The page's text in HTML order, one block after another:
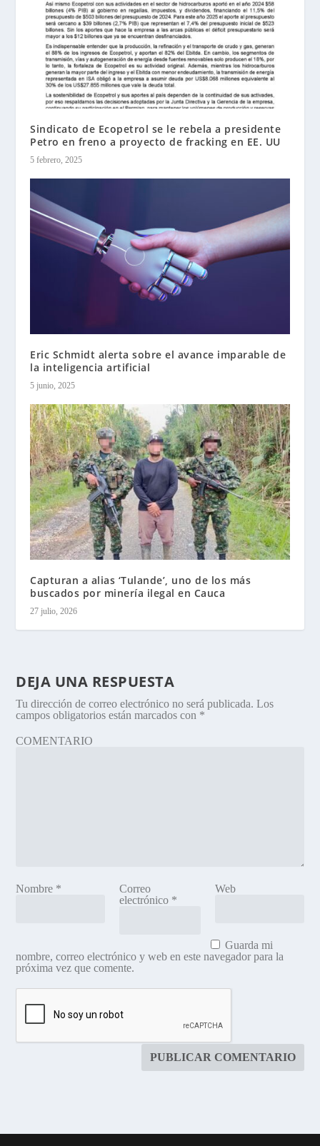
Sindicato de Ecopetrol se le rebela a presidente
Petro en freno a proyecto de fracking en EE. UU
5 febrero, 2025
Eric Schmidt alerta sobre el avance imparable de
la inteligencia artificial
5 junio, 2025
Capturan a alias ‘Tulande’, uno de los más
buscados por minería ilegal en Cauca
27 julio, 2026
DEJA UNA RESPUESTA
Tu dirección de correo electrónico no será publicada. Los
campos obligatorios están marcados con *
COMENTARIO
Nombre *
Correo
electrónico *
Web
Guarda mi
nombre, correo electrónico y web en este navegador para la
próxima vez que comente.